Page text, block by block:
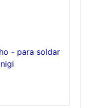
- para soldar